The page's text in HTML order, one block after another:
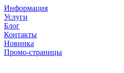
Информация
Услуги
Блог
Контакты
Новинка
Промо-страницы